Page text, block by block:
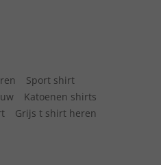
Sport shirt
Katoenen shirts
Grijs t shirt heren